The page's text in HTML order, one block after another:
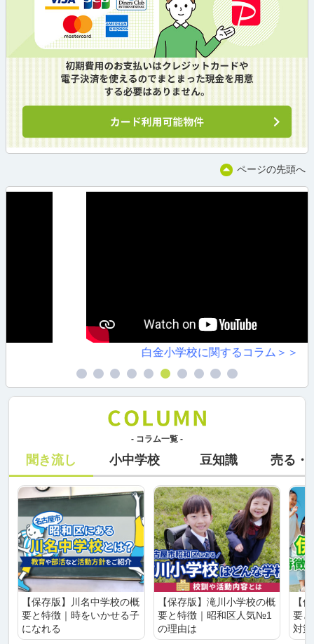
ページの先頭へ
白金小学校に関するコラム＞＞
- コラム一覧 -
聞き流し 小中学校 豆知識 売る・
【保存版】川名中学校の概
要と特徴｜時をいかせる子
になれる
【保存版】滝川小学校の概
要と特徴｜昭和区人気№1
の理由は
【
要
対